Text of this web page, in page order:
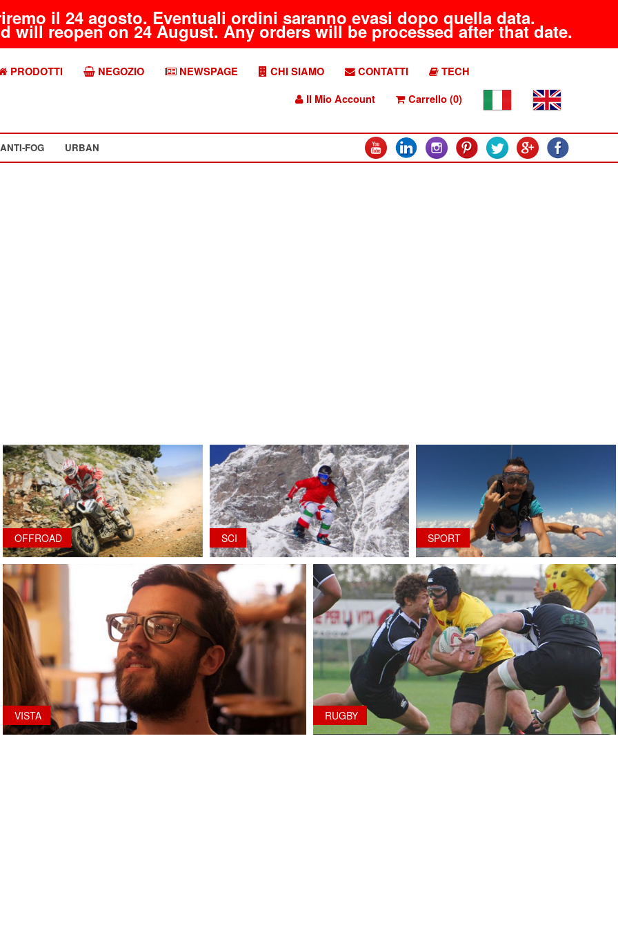
il 24 agosto. Eventuali ordini saranno evasi dopo quella data.
will reopen on 24 August. Any orders will be processed after that date.
PRODOTTI NEGOZIO NEWSPAGE CHI SIAMO CONTATTI
TECH
Il Mio Account
Carrello (0)
ANTI-FOG URBAN
OFFROAD SCI SPORT
VISTA RUGBY